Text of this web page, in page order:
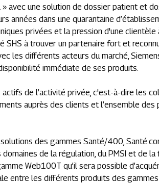
» avec une solution de dossier patient et
années dans une quarantaine
privées et la pression d'une clientèle
à trouver un partenaire fort et
les différents acteurs du marché,
immédiate de ses produits.
de l’activité privée, c'est-à-dire les
auprès des clients et l’ensemble des
des gammes Santé/400,
de la régulation, du PMSI et de
Web100T qu’il sera possible
entre les différents produits des gammes